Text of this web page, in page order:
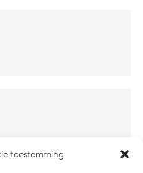
toestemming